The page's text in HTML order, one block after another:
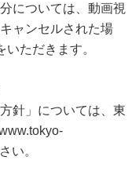
については、動画視
ャンセルされた場
ただきます。
針」については、東
い。